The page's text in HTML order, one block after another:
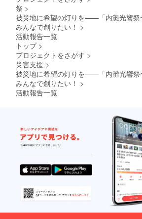
祭 >
被災地に希望の灯りを――「内灘光響祭
みんなで創りたい！ >
活動報告一覧
トップ >
プロジェクトをさがす >
災害支援 >
被災地に希望の灯りを――「内灘光響祭
みんなで創りたい！ >
活動報告一覧